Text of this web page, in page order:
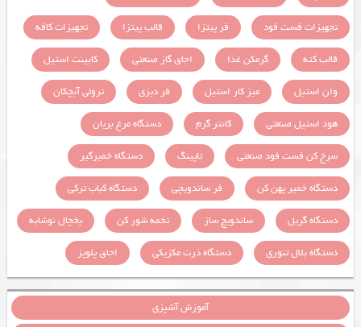
تجهیزات فست فود
فر پیتزا قالب پیتزا
تجهیزات کافه
قالب کته
گرمکن غذا اجاق گاز صنعتی
کابینت استیل
وان استیل
میز کار استیل فر دیزی
ترولی آبچکان
هود استیل صنعتی
کانتر گرم
دستگاه مرغ بریان
سرخ کن فست فود صنعتی
تاپینگ
دستگاه خمیرگیر
دستگاه خمیر پهن کن
فر ساندویچی
دستگاه کباب ترکی
دستگاه گریل
ساندویچ ساز تخمه شور کن
یخچال نوشابه
دستگاه بلال تنوری
دستگاه ذرت مکزیکی اجاق پلوپز
آموزش آشپزی